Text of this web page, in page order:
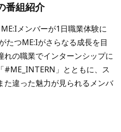
番組紹介
メンバーが1日職業体験に
たつME:Iがさらなる成長を目
れの職業でインターンシップに
#ME_INTERN」とともに、ス
た違った魅力が見られるメンバ